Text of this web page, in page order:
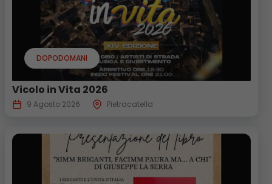
DOPODOMANI
Vicolo in Vita 2026
9 Agosto 2026 Pietracatella